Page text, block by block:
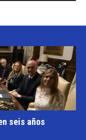
seis años